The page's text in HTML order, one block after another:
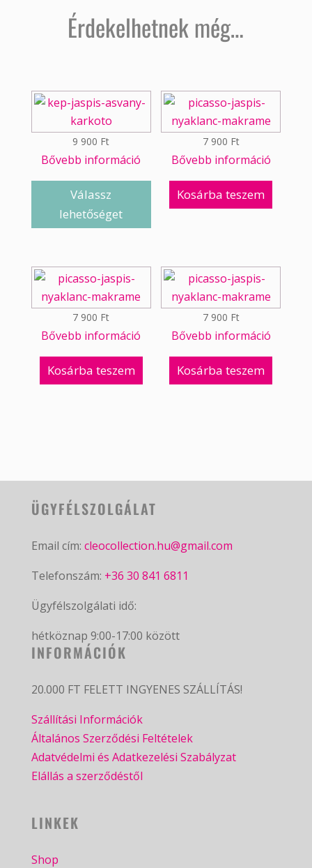
Érdekelhetnek még…
9 900 Ft
Bővebb információ
Válassz
lehetőséget
7 900 Ft
Bővebb információ
Kosárba teszem
7 900 Ft
Bővebb információ
Kosárba teszem
7 900 Ft
Bővebb információ
Kosárba teszem
ÜGYFÉLSZOLGÁLAT
Email cím: cleocollection.hu@gmail.com
Telefonszám: +36 30 841 6811
Ügyfélszolgálati idő:
hétköznap 9:00-17:00 között
INFORMÁCIÓK
20.000 FT FELETT INGYENES SZÁLLÍTÁS!
Szállítási Információk
Általános Szerződési Feltételek
Adatvédelmi és Adatkezelési Szabályzat
Elállás a szerződéstől
LINKEK
Shop